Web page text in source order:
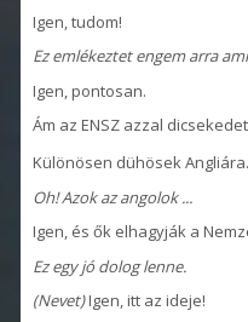
Igen, tudom!
Ez emlékeztet engem arra
Igen, pontosan.
Ám az ENSZ azzal
Különösen dühösek Angliára.
Oh! Azok az angolok ...
Igen, és ők elhagyják a
Ez egy jó dolog lenne.
(Nevet)Igen, itt az ideje!